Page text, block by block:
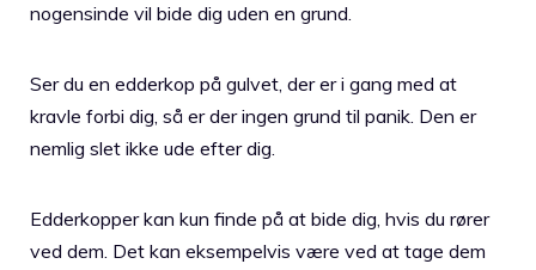
nogensinde vil bide dig uden en grund.
Ser du en edderkop på gulvet, der er i gang med at
kravle forbi dig, så er der ingen grund til panik. Den er
nemlig slet ikke ude efter dig.
Edderkopper kan kun finde på at bide dig, hvis du rører
ved dem. Det kan eksempelvis være ved at tage dem